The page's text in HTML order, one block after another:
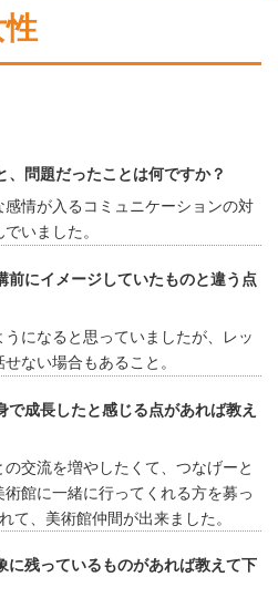
問題だったことは何ですか？
情が入るコミュニケーションの対
いました。
前にイメージしていたものと違う点
になると思っていましたが、レッ
ない場合もあること。
で成長したと感じる点があれば教え
交流を増やしたくて、つなげーと
館に一緒に行ってくれる方を募っ
て、美術館仲間が出来ました。
に残っているものがあれば教えて下